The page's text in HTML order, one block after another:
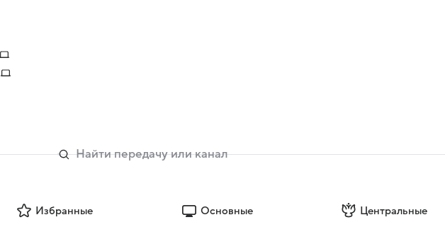
Избранные Основные Центральные